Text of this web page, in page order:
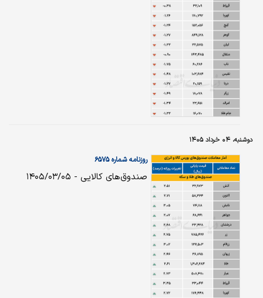
دوشنبه، ۰۴ خرداد ۱۴۰۵
روزنامه شماره ۶۵۷۵
صندوق‌های کالایی - ۱۴۰۵/۰۳/۰۵